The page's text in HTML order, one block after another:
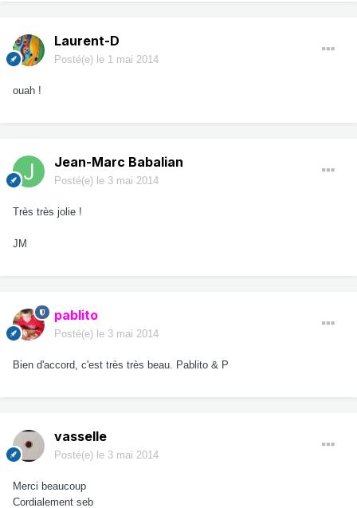
Laurent-D
Posté(e) le 1 mai 2014
ouah !
Jean-Marc Babalian
Posté(e) le 3 mai 2014
Très très jolie !
JM
pablito
Posté(e) le 3 mai 2014
Bien d'accord, c'est très très beau. Pablito & P
vasselle
Posté(e) le 3 mai 2014
Merci beaucoup
Cordialement seb